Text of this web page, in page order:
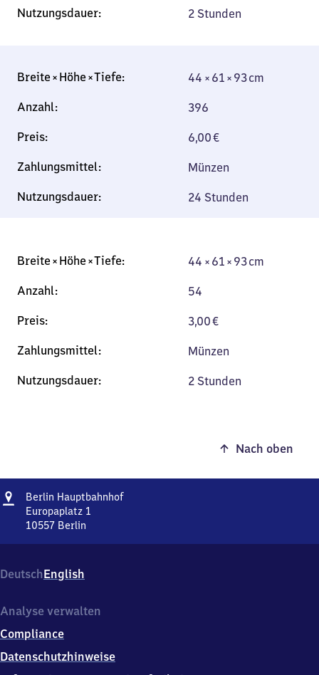
2 Stunden
44 × 61 × 93 cm
396
6,00€
Münzen
24 Stunden
44 × 61 × 93 cm
54
3,00€
Münzen
2 Stunden
Nach oben
Adresse
Berlin HauptbahnhofBerlin
Europaplatz 1
10557 Berlin
Europaplatz
1,
0
5
7
DeutschEnglish
Analyse verwalten
Compliance
Datenschutzhinweise